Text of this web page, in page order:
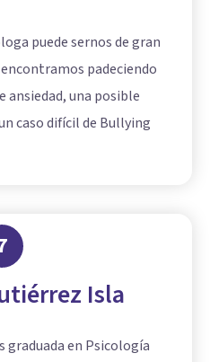
puede sernos de gran
padeciendo
ansiedad, una posible
caso difícil de Bullying
Isla
graduada en Psicología